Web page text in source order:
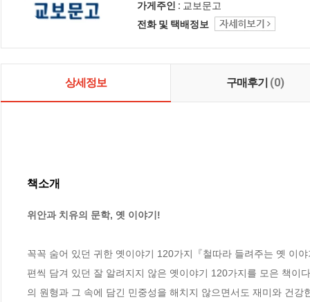
가게주인 : 교보문고
전화 및 택배정보
상세정보 구매후기 (0)
책소개
위안과 치유의 문학, 옛 이야기!
꼭꼭 숨어 있던 귀한 옛이야기 120가지『철따라 들려주는 옛 이
편씩 담겨 있던 잘 알려지지 않은 옛이야기 120가지를 모은 책이
의 원형과 그 속에 담긴 민중성을 해치지 않으면서도 재미와 건